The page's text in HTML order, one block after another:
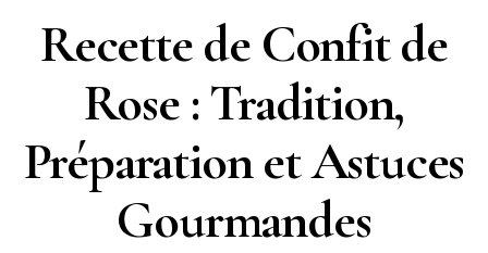
Recette de Confit de
Rose : Tradition,
Préparation et Astuces
Gourmandes